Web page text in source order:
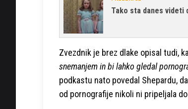
Tako sta danes videti
Zvezdnik je brez dlake opisal tudi,
snemanjem in bi lahko gledal
podkastu nato povedal Shepardu,
od pornografije nikoli ni pripeljala